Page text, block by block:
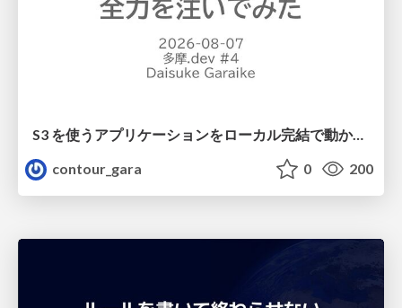
S3 を使うアプリケーションをローカル完結で動かすことに全力を注いでみた / Running S3 Apps Offline
contour_gara
0 200